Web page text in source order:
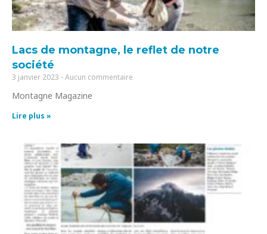
Lacs de montagne, le reflet de notre
société
3 janvier 2023 Aucun commentaire
Montagne Magazine
Lire plus »